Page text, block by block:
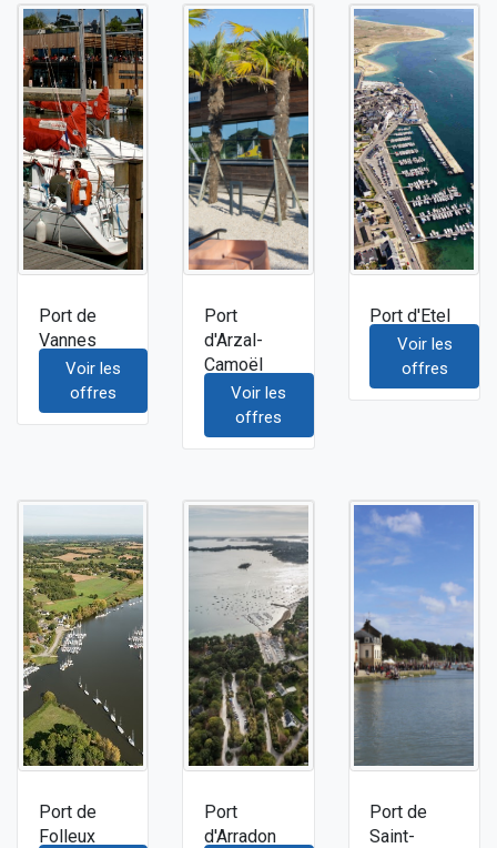
Port de
Vannes
Voir les
offres
Port
d'Arzal-
Camoël
Voir les
offres
Port d'Etel
Voir les
offres
Port de
Folleux
Port
d'Arradon
Port de
Saint-